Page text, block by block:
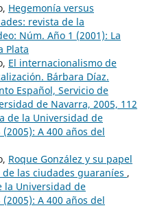
Hegemonía versus
revista de la
Núm. Año 1 (2001): La
Plata
El internacionalismo de
Bárbara Díaz.
Español, Servicio de
de Navarra, 2005, 112
de la Universidad de
A 400 años del
Roque González y su papel
las ciudades guaraníes ,
la Universidad de
A 400 años del